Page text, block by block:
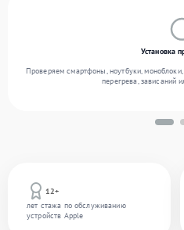
12+
лет стажа по обслуживанию
устройств Apple
Установка
Проверяем смартфоны, ноутбуки,
перегрева, зависаний